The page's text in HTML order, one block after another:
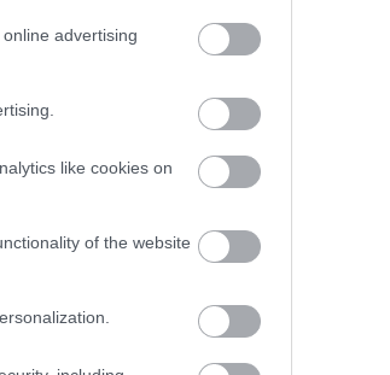
advertising
like cookies on
of the website
energy bowls,
όλα μέσα (και αυγά) και
το θερμιδόμετρο στα ύψη. Τα
δεν αστειεύονται κι εμείς πιο
συνηθίζουμε να πιάνουμε
οι τιμές έχουν πάρει την